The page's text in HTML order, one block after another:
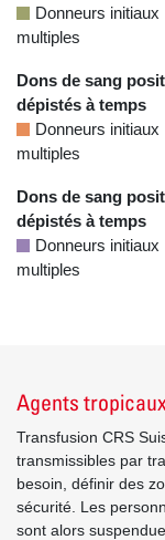
Donneurs initiaux
multiples
Dons de sang
dépistés à temps
Donneurs initiaux
multiples
Dons de sang
dépistés à temps
Donneurs initiaux
multiples
Agents
Transfusion CRS
transmissibles par
besoin, définir des
sécurité. Les
sont alors